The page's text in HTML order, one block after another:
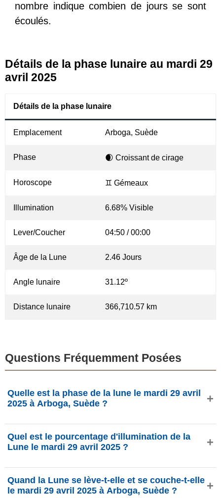
nombre indique combien de jours se sont
écoulés.
Détails de la phase lunaire au mardi 29
avril 2025
Détails de la phase lunaire
Emplacement Arboga, Suède
Phase 🌒 Croissant de cirage
Horoscope ♊ Gémeaux
Illumination 6.68% Visible
Lever/Coucher 04:50 / 00:00
Âge de la Lune 2.46 Jours
Angle lunaire 31.12º
Distance lunaire 366,710.57 km
Questions Fréquemment Posées
Quelle est la phase de la lune le mardi 29 avril
2025 à Arboga, Suède ?
la phase Croissant de cirage avec 6.68% d'illumination,
elle a 2.46 jours et se situe dans la constellation Taureau
Quel est le pourcentage d'illumination de la
Lune le mardi 29 avril 2025 ?
6.68%, selon phasesmoon.com.
Quand la Lune se lève-t-elle et se couche-t-elle
le mardi 29 avril 2025 à Arboga, Suède ?